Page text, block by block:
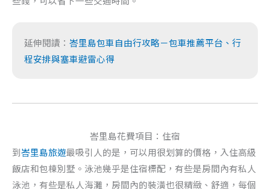
延伸閱讀： 峇里島包車自由行攻略－包車推薦平台、行
程安排與塞車避雷心得
峇里島花費項目：住宿
到峇里島旅遊最吸引人的是，可以用很划算的價格，入住高級
飯店和包棟別墅。泳池幾乎是住宿標配，有些是房間內有私人
泳池，有些是私人海灘，房間內的裝潢也很精緻、舒適，每個